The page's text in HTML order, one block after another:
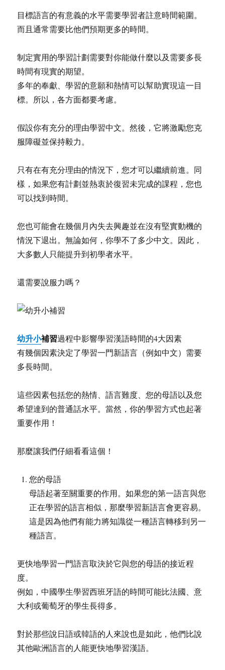
目標語言的有意義的水平需要學習者註意時間範圍。
而且通常需要比他們預期更多的時間。
制定實用的學習計劃需要對你能做什麼以及需要多長
時間有現實的期望。
多年的奉獻、學習的意願和熱情可以幫助實現這一目
標。所以，各方面都要考慮。
假設你有充分的理由學習中文。然後，它將激勵您克
服障礙並保持毅力。
只有在有充分理由的情況下，您才可以繼續前進。同
樣，如果您有計劃並熱衷於復習未完成的課程，您也
可以找到時間。
您也可能會在幾個月內失去興趣並在沒有堅實動機的
情況下退出。無論如何，你學不了多少中文。因此，
大多數人只能提升到初學者水平。
還需要說服力嗎？
幼升小補習過程中影響學習漢語時間的4大因素
有幾個因素決定了學習一門新語言（例如中文）需要
多長時間。
這些因素包括您的熱情、語言難度、您的母語以及您
希望達到的普通話水平。當然，你的學習方式也起著
重要作用！
那麼讓我們仔細看看這個！
您的母語
母語起著至關重要的作用。如果您的第一語言與您
正在學習的語言相似，那麼學習新語言會更容易。
這是因為他們有能力將知識從一種語言轉移到另一
種語言。
更快地學習一門語言取決於它與您的母語的接近程
度。
例如，中國學生學習西班牙語的時間可能比法國、意
大利或葡萄牙的學生長得多。
對於那些說日語或韓語的人來說也是如此，他們比說
其他歐洲語言的人能更快地學習漢語。